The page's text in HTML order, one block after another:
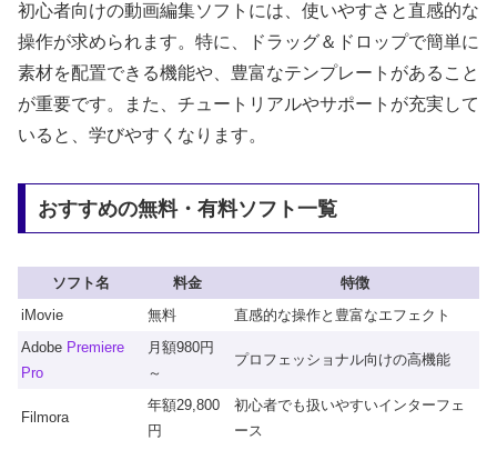
初心者向けの動画編集ソフトには、使いやすさと直感的な
操作が求められます。特に、ドラッグ＆ドロップで簡単に
素材を配置できる機能や、豊富なテンプレートがあること
が重要です。また、チュートリアルやサポートが充実して
いると、学びやすくなります。
おすすめの無料・有料ソフト一覧
ソフト名 料金
特徴
iMovie
無料
直感的な操作と豊富なエフェクト
Adobe Premiere
Pro
月額980円
～
プロフェッショナル向けの高機能
Filmora
年額29,800
円
初心者でも扱いやすいインターフェ
ース